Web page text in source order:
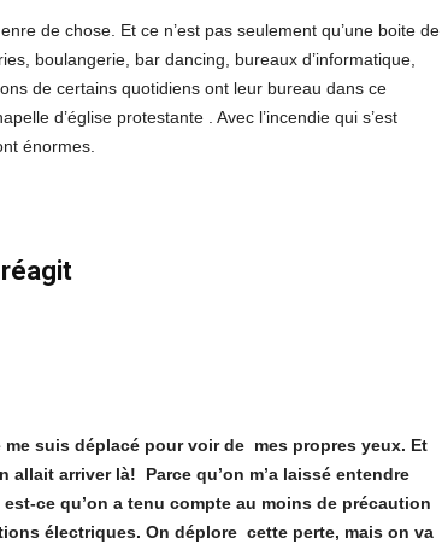
de chose. Et ce n’est pas seulement qu’une boite de
boulangerie, bar dancing, bureaux d’informatique,
de certains quotidiens ont leur bureau dans ce
d’église protestante . Avec l’incendie qui s’est
énormes.
suis déplacé pour voir de mes propres yeux. Et
allait arriver là! Parce qu’on m’a laissé entendre
ce qu’on a tenu compte au moins de précaution
électriques. On déplore cette perte, mais on va